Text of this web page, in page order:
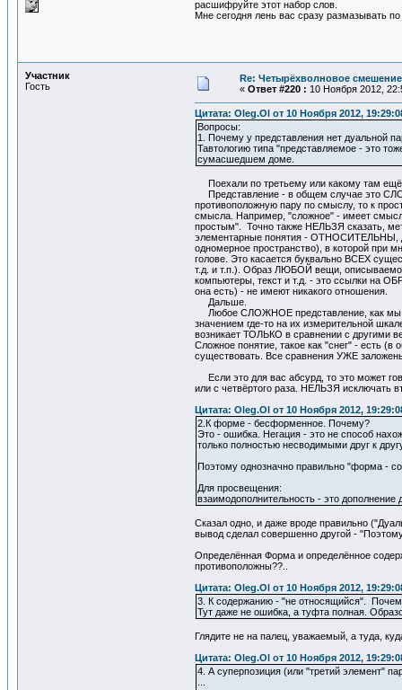
расшифруйте этот набор слов.
Мне сегодня лень вас сразу размазывать по
Участник
Гость
Re: Четырёхволновое смешение
« Ответ #220 : 10 Ноября 2012,
Цитата: Oleg.Ol от 10 Ноября 2012,
Вопросы:
1. Почему у представления нет дуальной
Тавтологию типа "представляемое - это
сумасшедшем доме.
Поехали по третьему или какому там ещё
Представление - в общем случае это
противоположную пару по смыслу, то к
смысла. Например, "сложное" - имеет
простым". Точно также НЕЛЬЗЯ сказать,
элементарные понятия - ОТНОСИТЕЛЬНЫ,
одномерное пространство), в которой при
голове. Это касается буквально ВСЕХ
т.д. и т.п.). Образ ЛЮБОЙ вещи,
компьютеры, текст и т.д. - это ссылки на
она есть) - не имеют никакого отношения.
Дальше.
Любое СЛОЖНОЕ представление, как мы
значением где-то на их измерительной
возникает ТОЛЬКО в сравнении с другими
Сложное понятие, такое как "снег" - есть
существовать. Все сравнения УЖЕ
Если это для вас абсурд, то это может
или с четвёртого раза. НЕЛЬЗЯ исключать
Цитата: Oleg.Ol от 10 Ноября 2012,
2.К форме - бесформенное. Почему?
Это - ошибка. Негация - это не способ
только полностью несводимыми друг к
Поэтому однозначно правильно "форма -
Для просвещения:
взаимодополнительность - это
Сказал одно, и даже вроде правильно
вывод сделал совершенно другой -
Определённая Форма и определённое
противоположны??..
Цитата: Oleg.Ol от 10 Ноября 2012,
3. К содержанию - "не относящийся".
Тут даже не ошибка, а туфта полная.
Глядите не на палец, уважаемый, а туда,
Цитата: Oleg.Ol от 10 Ноября 2012,
4. А суперпозиция (или "третий элемент"